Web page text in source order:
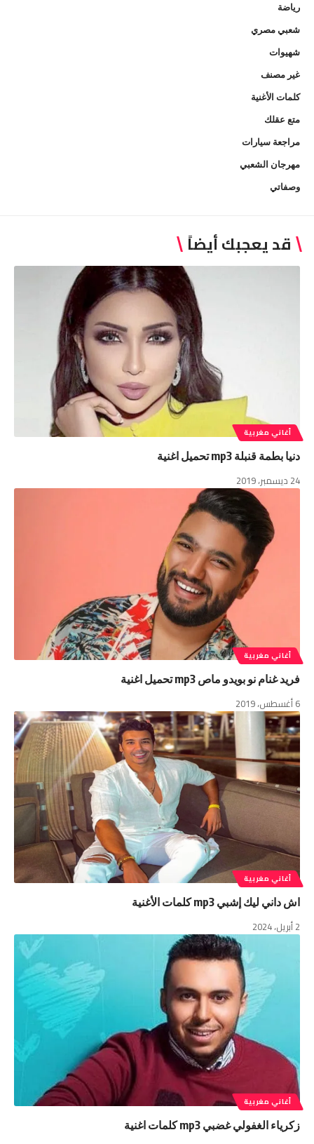
رياضة
شعبي مصري
شهيوات
غير مصنف
كلمات الأغنية
متع عقلك
مراجعة سيارات
مهرجان الشعبي
وصفاتي
قد يعجبك أيضاً
أغاني مغربية
دنيا بطمة قنبلة mp3 تحميل اغنية
24 ديسمبر، 2019
أغاني مغربية
فريد غنام نو بويدو ماص mp3 تحميل اغنية
6 أغسطس، 2019
أغاني مغربية
اش داني ليك إشبي mp3 كلمات الأغنية
2 أبريل، 2024
أغاني مغربية
زكرياء الغفولي غضبي mp3 كلمات اغنية